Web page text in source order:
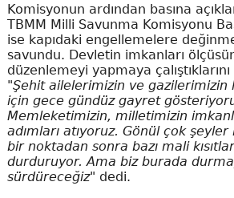
Komisyonun ardından basına
TBMM Milli Savunma Komisyonu
ise kapıdaki engellemelere
savundu. Devletin imkanları
düzenlemeyi yapmaya
"Şehit ailelerimizin ve gazilerimizin
için gece gündüz gayret
Memleketimizin, milletimizin
adımları atıyoruz. Gönül çok
bir noktadan sonra bazı mali
durduruyor. Ama biz burada
sürdüreceğiz" dedi.